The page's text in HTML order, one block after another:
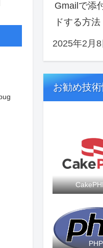
Gmailで添
ドする方法
2025年2月8
お勧め技術
PHP